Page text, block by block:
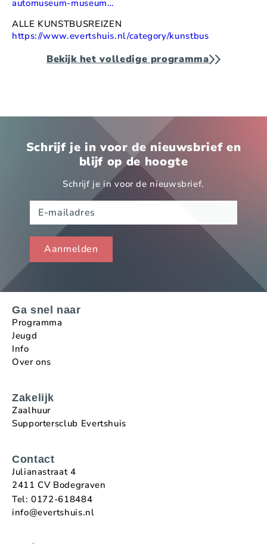
automuseum-museum…
ALLE KUNSTBUSREIZEN
https://www.evertshuis.nl/category/kunstbus
Bekijk het volledige programma
Schrijf je in voor de nieuwsbrief en
blijf op de hoogte
Schrijf je in voor de nieuwsbrief.
Ga snel naar
Programma
Jeugd
Info
Over ons
Zakelijk
Zaalhuur
Supportersclub Evertshuis
Contact
Julianastraat 4
2411 CV Bodegraven
Tel: 0172-618484
info@evertshuis.nl